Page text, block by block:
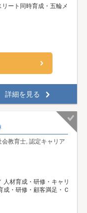
ート同時育成・五輪メ
詳細を見る
教育士, 認定キャリア
材育成・研修・キャリ
・研修・顧客満足・Ｃ